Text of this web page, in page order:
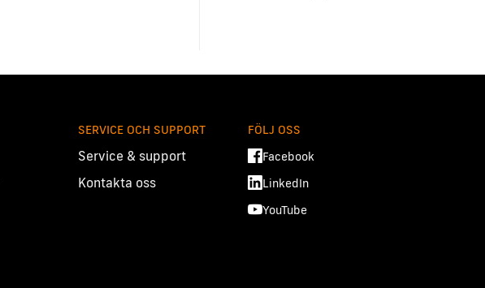
SERVICE OCH SUPPORT
Service & support
Kontakta oss
FÖLJ OSS
Facebook
LinkedIn
YouTube